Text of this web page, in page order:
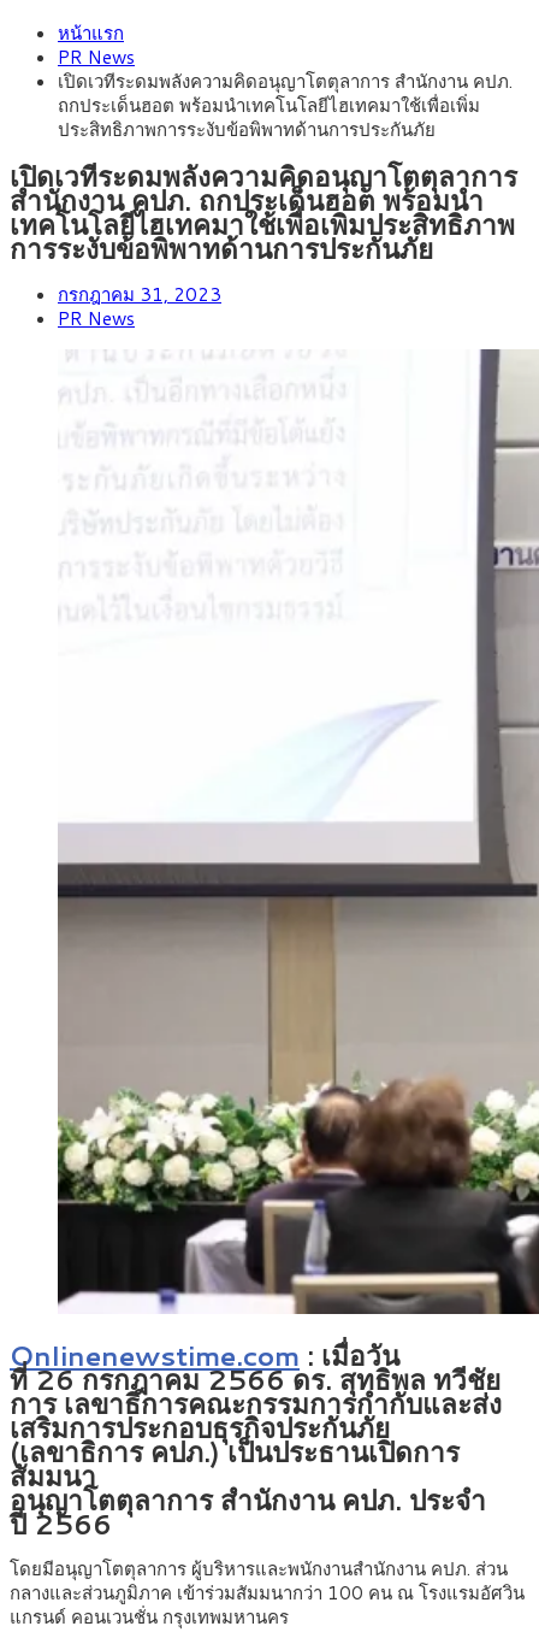
หน้ารถไฟฟ้าสงขลา โมโนเรล 12.54 กม. เชื่อมเมืองหาดใหญ่
สิงหาคม 4, 2026
หัวเพียง 2,618 บาท เสนอทบทวนจัดสรรงบให้สอดคล้องภาระงาน
จริง
สิงหาคม 3, 2026 กรุงศรี คาดเงินบาทสัปดาห์นี้ซื้อขายในกรอบ
33.00-33.60 ติดตามข้อมูลจ้างงานสหรัฐฯ
สิงหาคม 1, 2026 “เอกนิติ” เปิดเครื่องยนต์เศรษฐกิจใหม่ของไทย เดิน
หน้า 5 ยุทธศาสตร์ รื้อโครงสร้างเศรษฐกิจ ดันไทยโตเต็มศักยภาพ
กรกฎาคม 27, 2026 ภัยเงียบใกล้ตัวเด็ก LSD “แสตมป์เมา” ยาเสพติด
ลายการ์ตูน กรมศุลกากร เตือนผู้ปกครองเฝ้าระวัง หลังยึดล็อตใหญ่
จากเยอรมนี
หน้าแรก
PR News
เปิดเวทีระดมพลังความคิดอนุญาโตตุลาการ สำนักงาน คปภ.
ถกประเด็นฮอต พร้อมนำเทคโนโลยีไฮเทคมาใช้เพื่อเพิ่ม
ประสิทธิภาพการระงับข้อพิพาทด้านการประกันภัย
เปิดเวทีระดมพลังความคิดอนุญาโตตุลาการ
สำนักงาน คปภ. ถกประเด็นฮอต พร้อมนำ
เทคโนโลยีไฮเทคมาใช้เพื่อเพิ่มประสิทธิภาพ
การระงับข้อพิพาทด้านการประกันภัย
กรกฎาคม 31, 2023
PR News
Onlinenewstime.com : เมื่อวัน
ที่ 26 กรกฎาคม 2566 ดร. สุทธิพล ทวีชัย
การ เลขาธิการคณะกรรมการกำกับและส่ง
เสริมการประกอบธุรกิจประกันภัย
(เลขาธิการ คปภ.) เป็นประธานเปิดการ
สัมมนา
อนุญาโตตุลาการ สำนักงาน คปภ. ประจำ
ปี 2566
โดยมีอนุญาโตตุลาการ ผู้บริหารและพนักงานสำนักงาน คปภ. ส่วน
กลางและส่วนภูมิภาค เข้าร่วมสัมมนากว่า 100 คน ณ โรงแรมอัศวิน
แกรนด์ คอนเวนชั่น กรุงเทพมหานคร